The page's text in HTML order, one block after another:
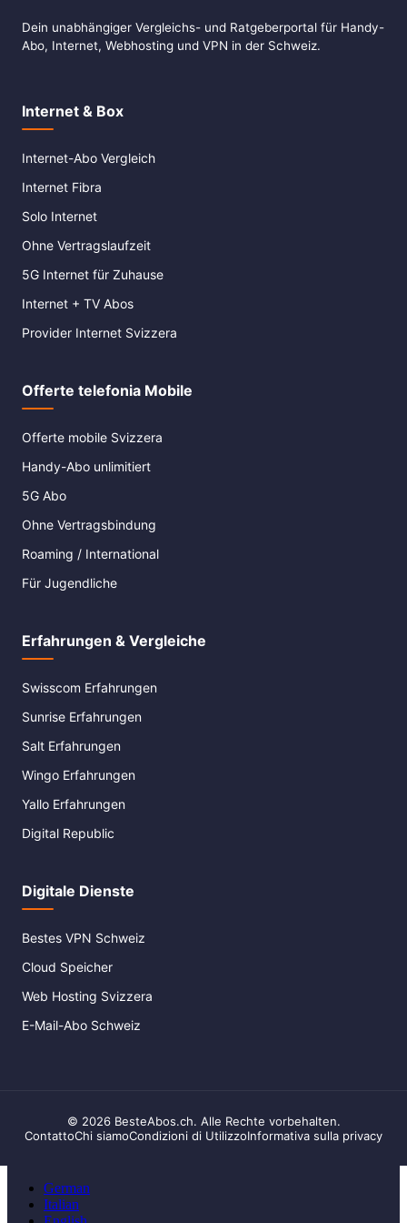
Dein unabhängiger Vergleichs- und Ratgeberportal für Handy-
Abo, Internet, Webhosting und VPN in der Schweiz.
Internet & Box
Internet-Abo Vergleich
Internet Fibra
Solo Internet
Ohne Vertragslaufzeit
5G Internet für Zuhause
Internet + TV Abos
Provider Internet Svizzera
Offerte telefonia Mobile
Offerte mobile Svizzera
Handy-Abo unlimitiert
5G Abo
Ohne Vertragsbindung
Roaming / International
Für Jugendliche
Erfahrungen & Vergleiche
Swisscom Erfahrungen
Sunrise Erfahrungen
Salt Erfahrungen
Wingo Erfahrungen
Yallo Erfahrungen
Digital Republic
Digitale Dienste
Bestes VPN Schweiz
Cloud Speicher
Web Hosting Svizzera
E-Mail-Abo Schweiz
© 2026 BesteAbos.ch. Alle Rechte vorbehalten.
ContattoChi siamoCondizioni di UtilizzoInformativa sulla privacy
German
Italian